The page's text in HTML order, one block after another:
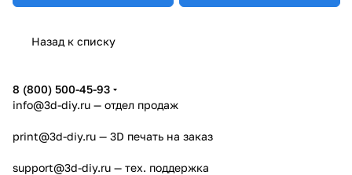
Назад к списку
8 (800) 500-45-93
info@3d-diy.ru — отдел продаж
print@3d-diy.ru — 3D печать на заказ
support@3d-diy.ru — тех. поддержка